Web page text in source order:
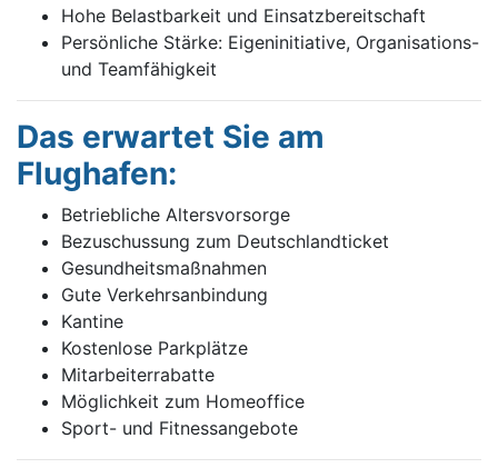
Hohe Belastbarkeit und Einsatzbereitschaft
Persönliche Stärke: Eigeninitiative, Organisations-
und Teamfähigkeit
Das erwartet Sie am
Flughafen:
Betriebliche Altersvorsorge
Bezuschussung zum Deutschlandticket
Gesundheitsmaßnahmen
Gute Verkehrsanbindung
Kantine
Kostenlose Parkplätze
Mitarbeiterrabatte
Möglichkeit zum Homeoffice
Sport- und Fitnessangebote